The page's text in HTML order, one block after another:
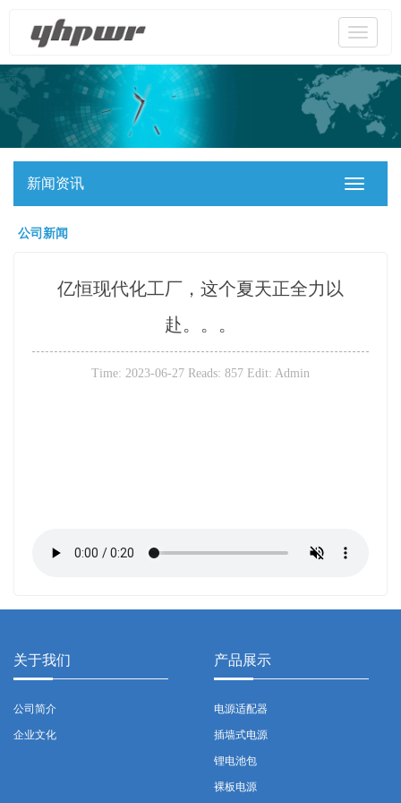
Toggle
Toggle
新闻资讯
公司新闻
亿恒现代化工厂，这个夏天正全力以
赴。。。
Time: 2023-06-27 Reads: 857 Edit: Admin
关于我们
公司简介
企业文化
产品展示
电源适配器
插墙式电源
锂电池包
裸板电源